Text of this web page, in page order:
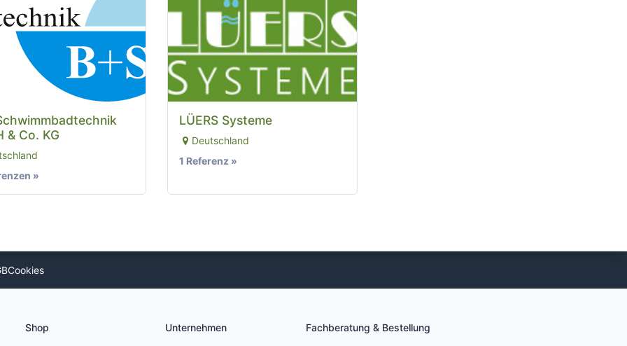
& Co. KG
»
LÜERS Systeme
Deutschland
1 Referenz »
Cookies
Shop Unternehmen Fachberatung & Bestellung